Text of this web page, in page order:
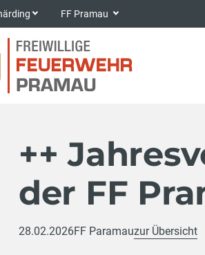
FF Pramau
++
der FF
28.02.2026FF Paramauzur Übersicht